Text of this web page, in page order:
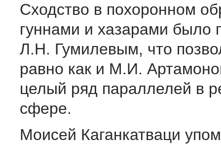
Сходство в похоронном
гуннами и хазарами было
Л.Н. Гумилевым, что
равно как и М.И.
целый ряд параллелей в
сфере.
Моисей Каганкатваци